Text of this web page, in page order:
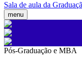
Sala de aula da
menu
Pós-Graduação e MBA